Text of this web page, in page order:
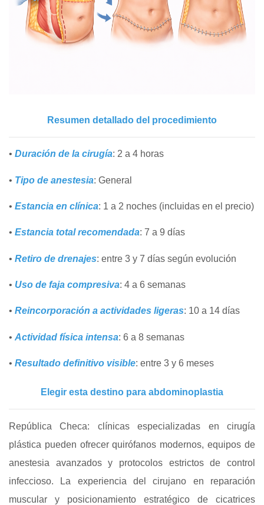
Resumen detallado del procedimiento
• Duración de la cirugía: 2 a 4 horas
• Tipo de anestesia: General
• Estancia en clínica: 1 a 2 noches (incluidas en el precio)
• Estancia total recomendada: 7 a 9 días
• Retiro de drenajes: entre 3 y 7 días según evolución
• Uso de faja compresiva: 4 a 6 semanas
• Reincorporación a actividades ligeras: 10 a 14 días
• Actividad física intensa: 6 a 8 semanas
• Resultado definitivo visible: entre 3 y 6 meses
Elegir esta destino para abdominoplastia
República Checa: clínicas especializadas en cirugía
plástica pueden ofrecer quirófanos modernos, equipos de
anestesia avanzados y protocolos estrictos de control
infeccioso. La experiencia del cirujano en reparación
muscular y posicionamiento estratégico de cicatrices